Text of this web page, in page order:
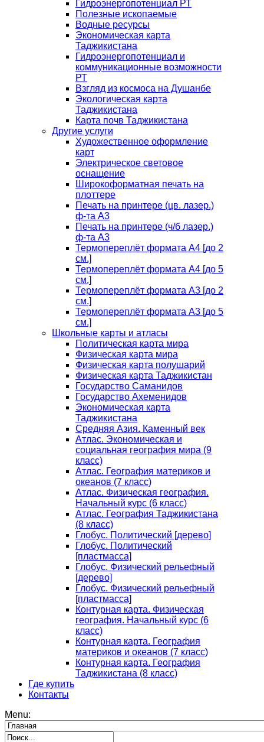
Гидроэнергопотенциал РТ
Полезные ископаемые
Водные ресурсы
Экономическая карта
Таджикистана
Гидроэнергопотенциал и
коммуникационные возможности
РТ
Взгляд из космоса на Душанбе
Экологическая карта
Таджикистана
Карта почв Таджикистана
Другие услуги
Художественное оформление
карт
Электрическое световое
оснащение
Широкоформатная печать на
плоттере
Печать на принтере (цв. лазер.)
ф-та А3
Печать на принтере (ч/б лазер.)
ф-та А3
Термопереплёт формата А4 [до 2
см.]
Термопереплёт формата А4 [до 5
см.]
Термопереплёт формата А3 [до 2
см.]
Термопереплёт формата А3 [до 5
см.]
Школьные карты и атласы
Политическая карта мира
Физическая карта мира
Физическая карта полушарий
Физическая карта Таджикистан
Государство Саманидов
Государство Ахеменидов
Экономическая карта
Таджикистана
Средняя Азия. Каменный век
Атлас. Экономическая и
социальная география мира (9
класс)
Атлас. География материков и
океанов (7 класс)
Атлас. Физическая география.
Начальный курс (6 класс)
Атлас. География Таджикистана
(8 класс)
Глобус. Политический [дерево]
Глобус. Политический
[пластмасса]
Глобус. Физический рельефный
[дерево]
Глобус. Физический рельефный
[пластмасса]
Контурная карта. Физическая
география. Начальный курс (6
класс)
Контурная карта. География
материков и океанов (7 класс)
Контурная карта. География
Таджикистана (8 класс)
Где купить
Контакты
Menu: